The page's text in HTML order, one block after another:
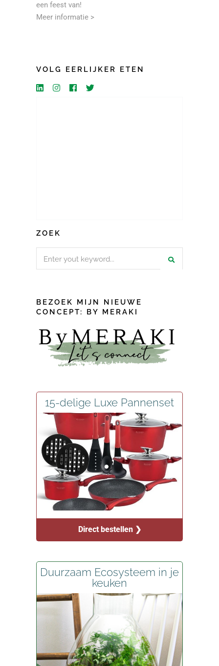
een feest van!
Meer informatie >
VOLG EERLIJKER ETEN
ZOEK
BEZOEK MIJN NIEUWE
CONCEPT: BY MERAKI
15-delige Luxe Pannenset
Direct bestellen ❯
Duurzaam Ecosysteem in je
keuken